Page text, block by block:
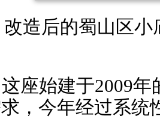
改造后的蜀山区
这座始建于2009
，今年经过系统